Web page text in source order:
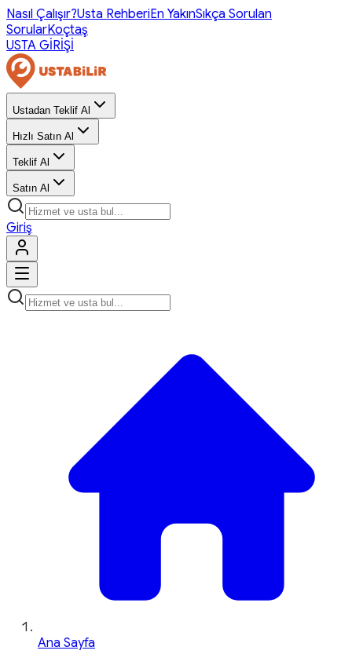
Nasıl Çalışır?Usta RehberiEn YakınSıkça Sorulan
SorularKoçtaş
USTA GİRİŞİ
Ustadan Teklif Al
Hızlı Satın Al
Teklif Al
Satın Al
Giriş
Ana Sayfa